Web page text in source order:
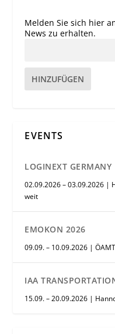
Melden Sie sich hier
News zu erhalten.
HINZUFÜGEN
EVENTS
LOGINEXT GERMANY
02.09.2026 – 03.09.2026 |
weit
EMOKON 2026
09.09. – 10.09.2026 |
IAA
15.09. – 20.09.2026 |